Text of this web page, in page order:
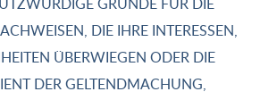
DIE IHRE INTERESSEN,
ÜBERWIEGEN ODER DIE
DER GELTENDMACHUNG,